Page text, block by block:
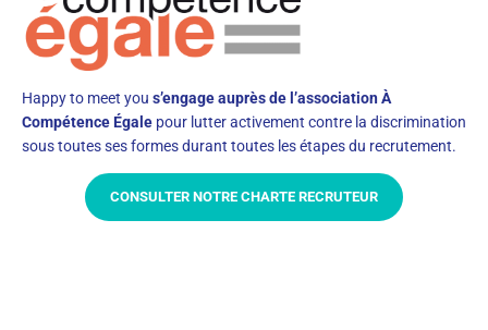
Happy to meet you s’engage auprès de l’association À
Compétence Égale pour lutter activement contre la discrimination
sous toutes ses formes durant toutes les étapes du recrutement.
CONSULTER NOTRE CHARTE RECRUTEUR